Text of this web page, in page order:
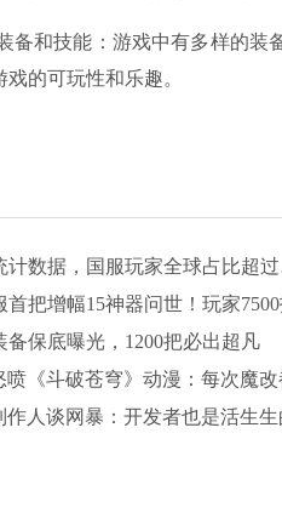
备和技能：游戏中有多样的
的可玩性和乐趣。
计数据，国服玩家全球占比超过
比更高
把增幅15神器问世！玩家
备保底曝光，1200把必出超凡
喷《斗破苍穹》动漫：每次魔改
作人谈网暴：开发者也是活生生